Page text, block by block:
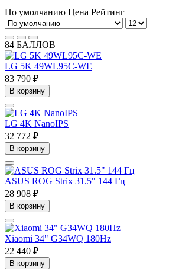
По умолчанию Цена Рейтинг
84 БАЛЛОВ
LG 5K 49WL95C-WE
83 790 ₽
В корзину
LG 4K NanoIPS
32 772 ₽
В корзину
ASUS ROG Strix 31.5" 144 Гц
28 908 ₽
В корзину
Xiaomi 34" G34WQ 180Hz
22 440 ₽
В корзину